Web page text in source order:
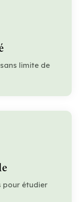
limite de
pour étudier